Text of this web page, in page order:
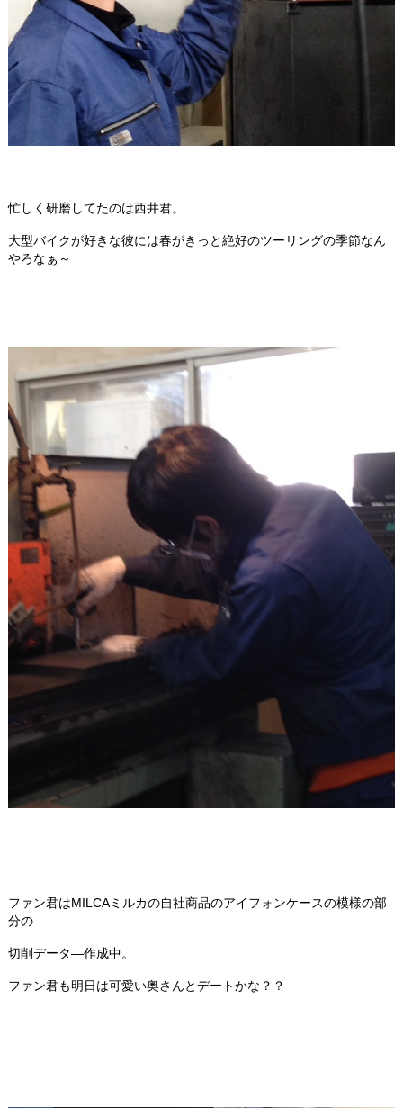
忙しく研磨してたのは西井君。
大型バイクが好きな彼には春がきっと絶好のツーリングの季節なん
やろなぁ～
ファン君はMILCAミルカの自社商品のアイフォンケースの模様の部
分の
切削データ―作成中。
ファン君も明日は可愛い奥さんとデートかな？？